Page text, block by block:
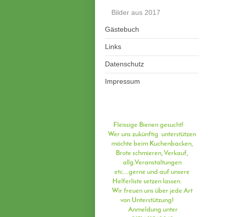
Bilder aus 2017
Gästebuch
Links
Datenschutz
Impressum
Fleissige Bienen gesucht!
Wer uns zukünftig unterstützen
möchte beim Kuchenbacken,
Brote schmieren, Verkauf,
allg.Veranstaltungen
etc....gerne und auf unsere
Helferliste setzen lassen.
Wir freuen uns über jede Art
von Unterstützung!
Anmeldung unter